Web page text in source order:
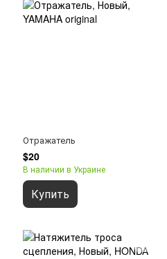
Отражатель
$20
В наличии в Украине
Купить